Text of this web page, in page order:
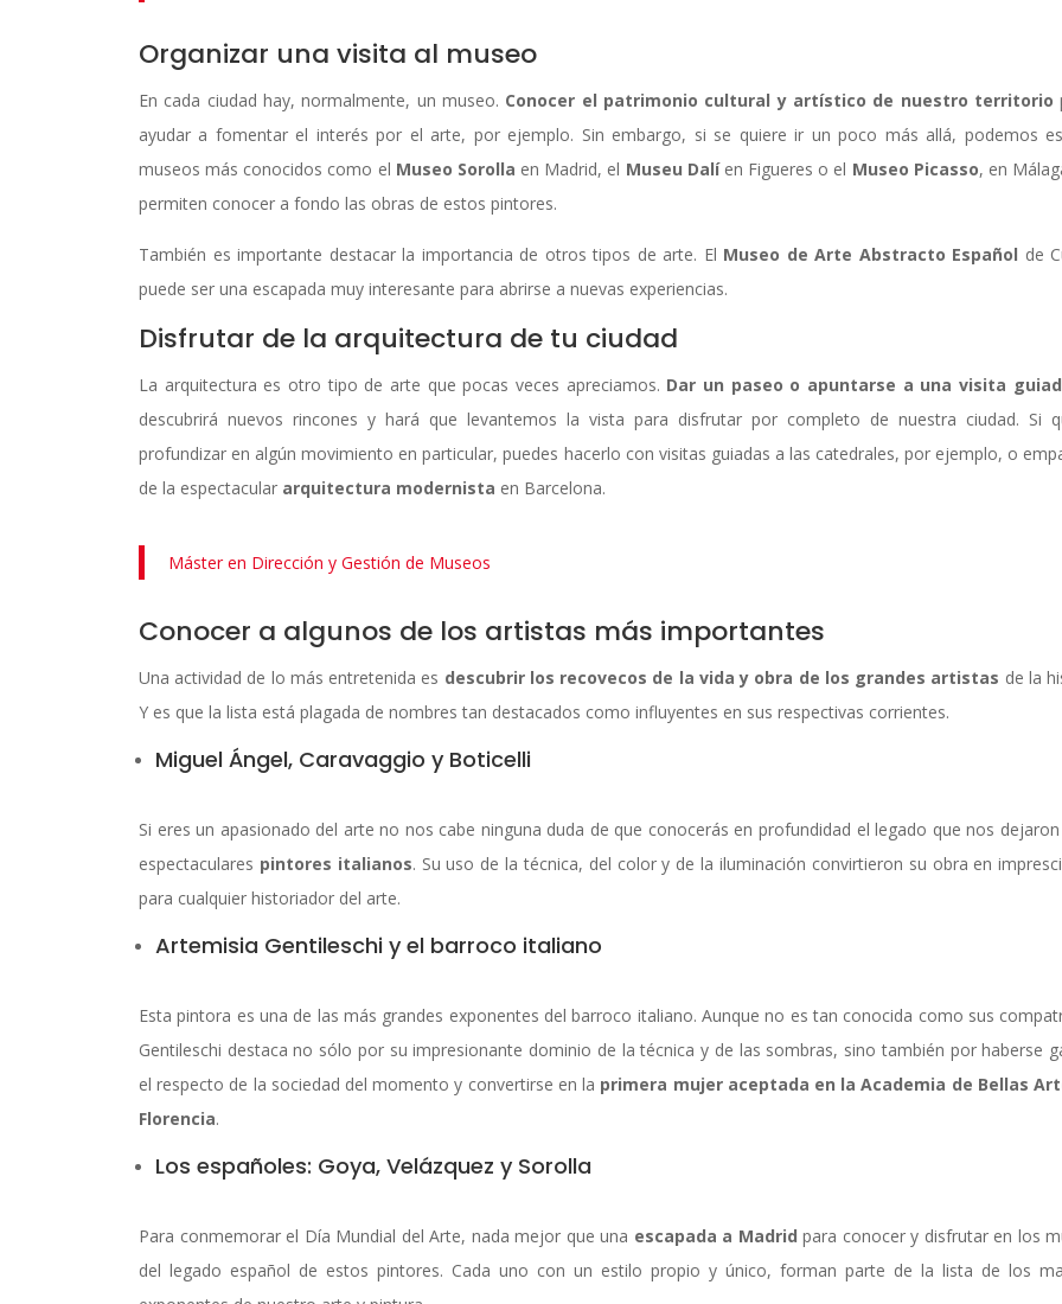
Organizar una visita al museo
En cada ciudad hay, normalmente, un museo. Conocer el patrimonio cultural y artístico de nuestro territorio
ayudar a fomentar el interés por el arte, por ejemplo. Sin embargo, si se quiere ir un poco más allá, podemos
museos más conocidos como el Museo Sorolla en Madrid, el Museu Dalíen Figueres o el Museo Picasso, en
permiten conocer a fondo las obras de estos pintores.
También es importante destacar la importancia de otros tipos de arte. El Museo de Arte Abstracto Español de
puede ser una escapada muy interesante para abrirse a nuevas experiencias.
Disfrutar de la arquitectura de tu ciudad
La arquitectura es otro tipo de arte que pocas veces apreciamos. Dar un paseo o apuntarse a una visita
descubrirá nuevos rincones y hará que levantemos la vista para disfrutar por completo de nuestra ciudad. Si
profundizar en algún movimiento en particular, puedes hacerlo con visitas guiadas a las catedrales, por ejemplo, o
de la espectacular arquitectura modernista en Barcelona.
Máster en Dirección y Gestión de Museos
Conocer a algunos de los artistas más importantes
Una actividad de lo más entretenida es descubrir los recovecos de la vida y obra de los grandes artistas de la
Y es que la lista está plagada de nombres tan destacados como influyentes en sus respectivas corrientes.
Miguel Ángel, Caravaggio y Boticelli
Si eres un apasionado del arte no nos cabe ninguna duda de que conocerás en profundidad el legado que nos
espectaculares pintores italianos. Su uso de la técnica, del color y de la iluminación convirtieron su obra en
para cualquier historiador del arte.
Artemisia Gentileschi y el barroco italiano
Esta pintora es una de las más grandes exponentes del barroco italiano. Aunque no es tan conocida como sus
Gentileschi destaca no sólo por su impresionante dominio de la técnica y de las sombras, sino también por haberse
el respecto de la sociedad del momento y convertirse en la primera mujer aceptada en la Academia de Bellas
Florencia.
Los españoles: Goya, Velázquez y Sorolla
Para conmemorar el Día Mundial del Arte, nada mejor que una escapada a Madrid para conocer y disfrutar en los
del legado español de estos pintores. Cada uno con un estilo propio y único, forman parte de la lista de los